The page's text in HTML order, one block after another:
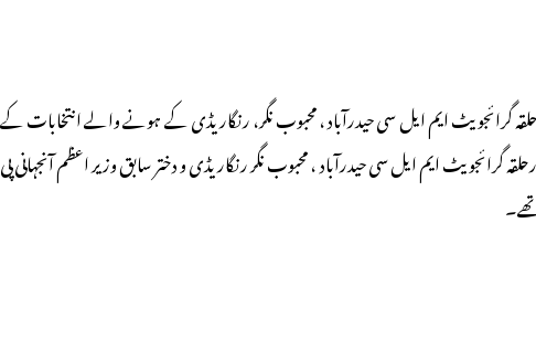
گرائجویٹ ایم ایل سی حیدرآباد ، محبوب نگر، رنگاریڈی کے ہونے والے انتخابات کے
ایم ایل سی حیدرآباد ، محبوب نگر رنگاریڈی و دختر سابق وزیر اعظم آنجہانی پی